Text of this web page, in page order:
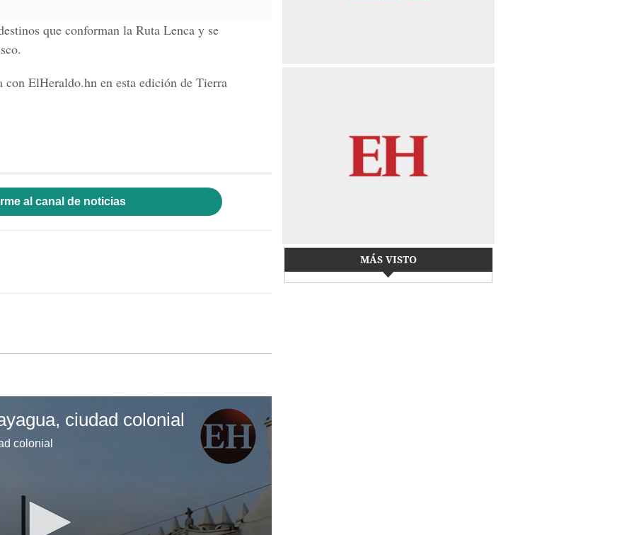
que conforman la Ruta Lenca y se
ElHeraldo.hn en esta edición de Tierra
al canal de noticias
ciudad colonial
colonial
MÁS VISTO